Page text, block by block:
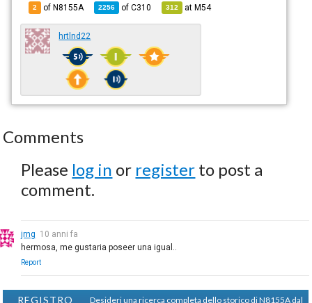
2 of N8155A 2256 ofC310 312 atM54
hrtlnd22
Comments
Please log in or register to post a
comment.
jrng 10 anni fa
hermosa, me gustaria poseer una igual..
Report
REGISTRO
Desideri una ricerca completa dello storico di N8155A dal